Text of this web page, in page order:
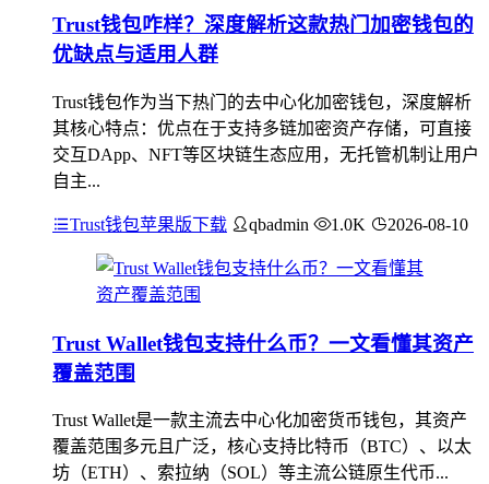
Trust钱包咋样？深度解析这款热门加密钱包的
优缺点与适用人群
Trust钱包作为当下热门的去中心化加密钱包，深度解析
其核心特点：优点在于支持多链加密资产存储，可直接
交互DApp、NFT等区块链生态应用，无托管机制让用户
自主...
Trust钱包苹果版下载 qbadmin 1.0K 2026-08-10
Trust Wallet钱包支持什么币？一文看懂其资产
覆盖范围
Trust Wallet是一款主流去中心化加密货币钱包，其资产
覆盖范围多元且广泛，核心支持比特币（BTC）、以太
坊（ETH）、索拉纳（SOL）等主流公链原生代币...